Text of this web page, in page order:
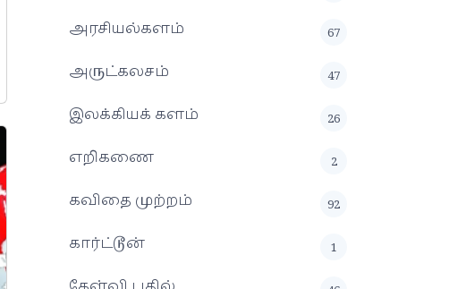
அரசியல்களம் 67
அருட்கலசம் 47
இலக்கியக் களம் 26
எறிகணை 2
கவிதை முற்றம் 92
கார்ட்டூன் 1